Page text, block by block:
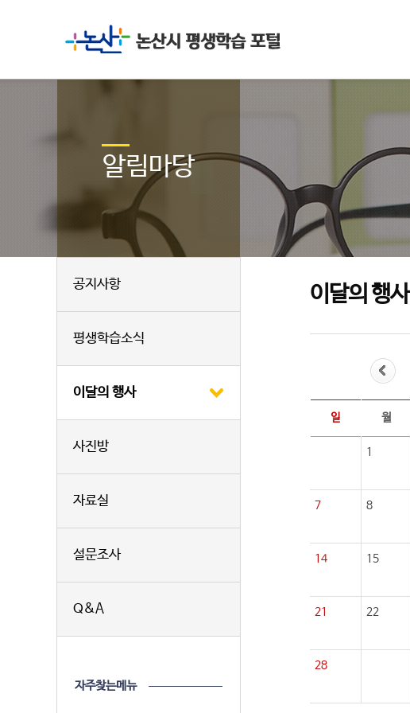
알림마당
공지사항
평생학습소식
이달의 행사
사진방
자료실
설문조사
Q&A
자주찾는메뉴
이달의 행사
일 월
1
7 8
14 15
21 22
28